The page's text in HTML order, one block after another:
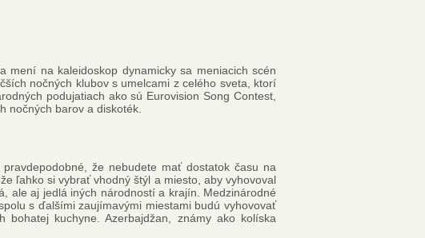
na kaleidoskop dynamicky sa meniacich scén
nočných klubov s umelcami z celého sveta, ktorí
podujatiach ako sú Eurovision Song Contest,
nočných barov a diskoték.
že nebudete mať dostatok času na
ľahko si vybrať vhodný štýl a miesto, aby vyhovoval
ale aj jedlá iných národností a krajín. Medzinárodné
s ďalšími zaujímavými miestami budú vyhovovať
kuchyne. Azerbajdžan, známy ako kolíska